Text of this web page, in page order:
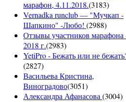
марафон, 4.11.2018.(3183)
Vernadka runclub — "Мучкап -
Шапкино" -Любо! (2988)
Отзывы участников марафона
2018 г.(2983)
YetiPro - Бежать или не
(2827)
Васильева Кристина,
Виноградово(3051)
Александра Афанасова(3004)